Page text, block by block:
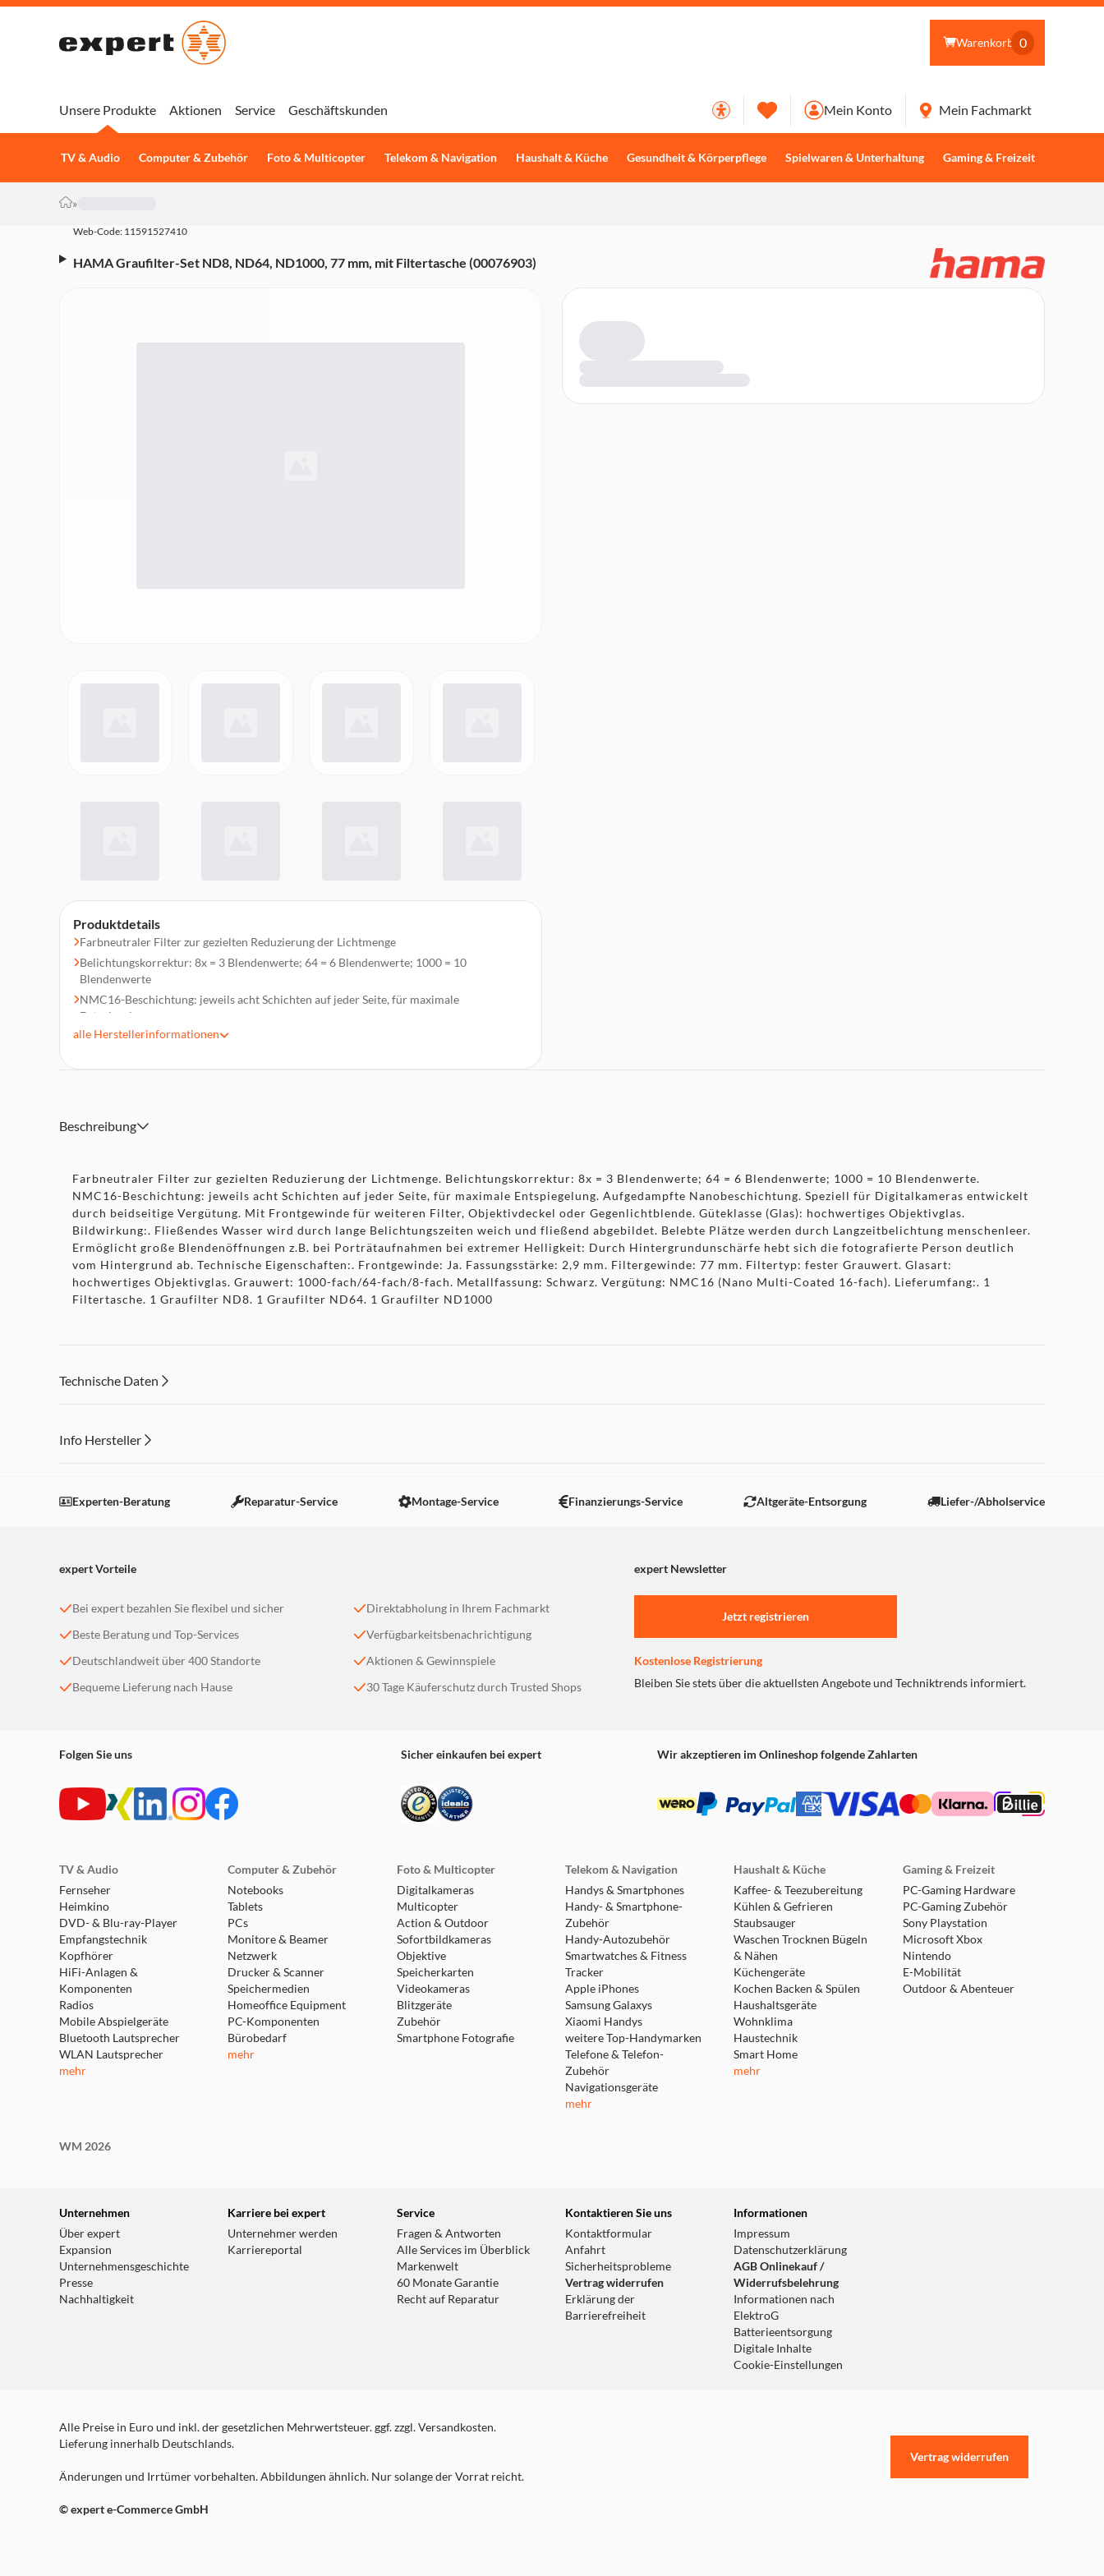
Warenkorb 0
Unsere Produkte
TV & Audio Computer & Zubehör Foto & Multicopter Telekom & Navigation Haushalt & Küche Gesundheit & Körperpflege Spielwaren & Unterhaltung Gaming & Freizeit
Aktionen Service Geschäftskunden Mein Konto Mein Fachmarkt
»
Web-Code: 11591527410
HAMA Graufilter-Set ND8, ND64, ND1000, 77 mm, mit Filtertasche (00076903)
Produktdetails
Farbneutraler Filter zur gezielten Reduzierung der Lichtmenge
Belichtungskorrektur: 8x = 3 Blendenwerte; 64 = 6 Blendenwerte; 1000 = 10
Blendenwerte
NMC16-Beschichtung: jeweils acht Schichten auf jeder Seite, für maximale
Entspiegelung
Aufgedampfte Nanobeschichtung
alle Herstellerinformationen
Beschreibung
Farbneutraler Filter zur gezielten Reduzierung der Lichtmenge. Belichtungskorrektur: 8x = 3 Blendenwerte; 64 = 6 Blendenwerte; 1000 = 10 Blendenwerte.
NMC16-Beschichtung: jeweils acht Schichten auf jeder Seite, für maximale Entspiegelung. Aufgedampfte Nanobeschichtung. Speziell für Digitalkameras entwickelt
durch beidseitige Vergütung. Mit Frontgewinde für weiteren Filter, Objektivdeckel oder Gegenlichtblende. Güteklasse (Glas): hochwertiges Objektivglas.
Bildwirkung:. Fließendes Wasser wird durch lange Belichtungszeiten weich und fließend abgebildet. Belebte Plätze werden durch Langzeitbelichtung menschenleer.
Ermöglicht große Blendenöffnungen z.B. bei Porträtaufnahmen bei extremer Helligkeit: Durch Hintergrundunschärfe hebt sich die fotografierte Person deutlich
vom Hintergrund ab. Technische Eigenschaften:. Frontgewinde: Ja. Fassungsstärke: 2,9 mm. Filtergewinde: 77 mm. Filtertyp: fester Grauwert. Glasart:
hochwertiges Objektivglas. Grauwert: 1000-fach/64-fach/8-fach. Metallfassung: Schwarz. Vergütung: NMC16 (Nano Multi-Coated 16-fach). Lieferumfang:. 1
Filtertasche. 1 Graufilter ND8. 1 Graufilter ND64. 1 Graufilter ND1000
Technische Daten
Info Hersteller
Einstellungen anpassen
Experten-Beratung Reparatur-Service Montage-Service Finanzierungs-Service Altgeräte-Entsorgung Liefer-/Abholservice
expert Vorteile expert Newsletter
Bei expert bezahlen Sie flexibel und sicher
Beste Beratung und Top-Services
Deutschlandweit über 400 Standorte
Bequeme Lieferung nach Hause
Direktabholung in Ihrem Fachmarkt
Verfügbarkeitsbenachrichtigung
Aktionen & Gewinnspiele
30 Tage Käuferschutz durch Trusted Shops
Jetzt registrieren
Kostenlose Registrierung
Bleiben Sie stets über die aktuellsten Angebote und Techniktrends informiert.
Folgen Sie uns Sicher einkaufen bei expert Wir akzeptieren im Onlineshop folgende Zahlarten
TV & Audio
Fernseher
Heimkino
DVD- & Blu-ray-Player
Empfangstechnik
Kopfhörer
HiFi-Anlagen &
Komponenten
Radios
Mobile Abspielgeräte
Bluetooth Lautsprecher
WLAN Lautsprecher
mehr
Computer & Zubehör
Notebooks
Tablets
PCs
Monitore & Beamer
Netzwerk
Drucker & Scanner
Speichermedien
Homeoffice Equipment
PC-Komponenten
Bürobedarf
mehr
Foto & Multicopter
Digitalkameras
Multicopter
Action & Outdoor
Sofortbildkameras
Objektive
Speicherkarten
Videokameras
Blitzgeräte
Zubehör
Smartphone Fotografie
Telekom & Navigation
Handys & Smartphones
Handy- & Smartphone-
Zubehör
Handy-Autozubehör
Smartwatches & Fitness
Tracker
Apple iPhones
Samsung Galaxys
Xiaomi Handys
weitere Top-Handymarken
Telefone & Telefon-
Zubehör
Navigationsgeräte
mehr
Haushalt & Küche
Kaffee- & Teezubereitung
Kühlen & Gefrieren
Staubsauger
Waschen Trocknen Bügeln
& Nähen
Küchengeräte
Kochen Backen & Spülen
Haushaltsgeräte
Wohnklima
Haustechnik
Smart Home
mehr
Gaming & Freizeit
PC-Gaming Hardware
PC-Gaming Zubehör
Sony Playstation
Microsoft Xbox
Nintendo
E-Mobilität
Outdoor & Abenteuer
WM 2026
Unternehmen
Über expert
Expansion
Unternehmensgeschichte
Presse
Nachhaltigkeit
Karriere bei expert
Unternehmer werden
Karriereportal
Service
Fragen & Antworten
Alle Services im Überblick
Markenwelt
60 Monate Garantie
Recht auf Reparatur
Kontaktieren Sie uns
Kontaktformular
Anfahrt
Sicherheitsprobleme
Vertrag widerrufen
Erklärung der
Barrierefreiheit
Informationen
Impressum
Datenschutzerklärung
AGB Onlinekauf /
Widerrufsbelehrung
Informationen nach
ElektroG
Batterieentsorgung
Digitale Inhalte
Cookie-Einstellungen
Alle Preise in Euro und inkl. der gesetzlichen Mehrwertsteuer. ggf. zzgl. Versandkosten.
Lieferung innerhalb Deutschlands.
Änderungen und Irrtümer vorbehalten. Abbildungen ähnlich. Nur solange der Vorrat reicht.
© expert e-Commerce GmbH
Vertrag widerrufen